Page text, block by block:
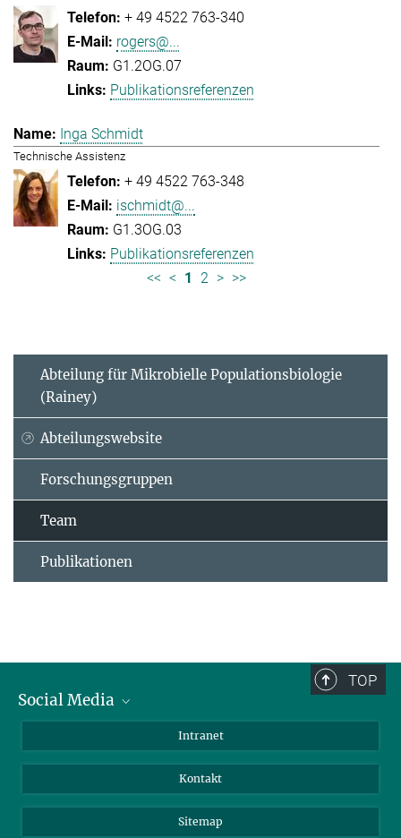
+ 49 4522 763-340
rogers@...
G1.2OG.07
Publikationsreferenzen
Inga Schmidt
Technische Assistenz
+ 49 4522 763-348
ischmidt@...
G1.3OG.03
Publikationsreferenzen
<< < 1 2 > >>
Abteilung für Mikrobielle Populationsbiologie
(Rainey)
Abteilungswebsite
Forschungsgruppen
Team
Publikationen
TOP
Social Media
LinkedIn
Intranet
Kontakt
Sitemap